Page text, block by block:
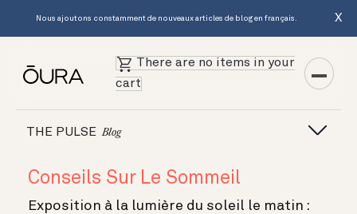
Nous ajoutons constamment de nouveaux articles de blog en français. X
There are no items in your
cart
THE PULSE Blog
Conseils Sur Le Sommeil
Exposition à la lumière du soleil le matin :